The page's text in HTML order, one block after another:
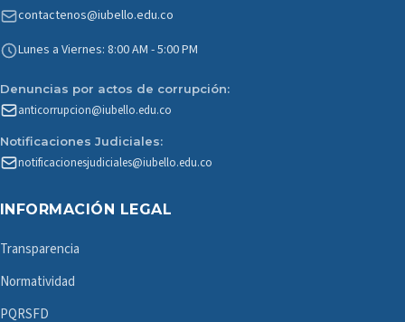
contactenos@iubello.edu.co
Lunes a Viernes: 8:00 AM - 5:00 PM
Denuncias por actos de corrupción:
anticorrupcion@iubello.edu.co
Notificaciones Judiciales:
notificacionesjudiciales@iubello.edu.co
INFORMACIÓN LEGAL
Transparencia
Normatividad
PQRSFD